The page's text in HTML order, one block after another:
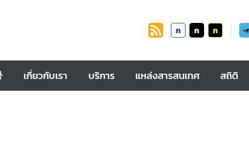
ก ก ก -
เกี่ยวกับเรา บริการ แหล่งสารสนเทศ สถิติ